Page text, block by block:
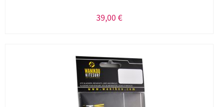
39,00 €